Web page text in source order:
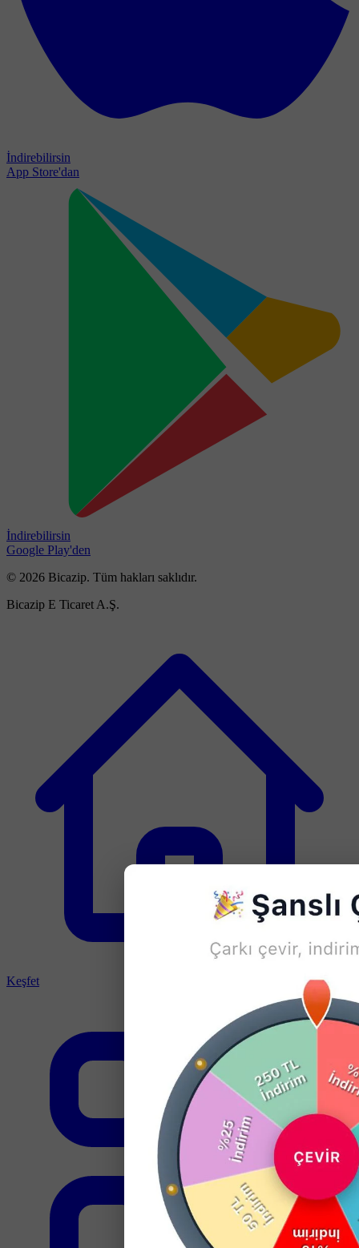
İndirebilirsin
App Store'dan
İndirebilirsin
Google Play'den
© 2026 Bicazip. Tüm hakları saklıdır.
Bicazip E Ticaret A.Ş.
Keşfet